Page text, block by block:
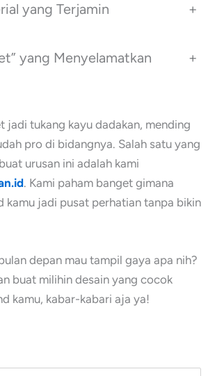
yang Terjamin +
yang Menyelamatkan +
jadi tukang kayu dadakan, mending
pro di bidangnya. Salah satu yang
urusan ini adalah kami
. Kami paham banget gimana
kamu jadi pusat perhatian tanpa bikin
depan mau tampil gaya apa nih?
buat milihin desain yang cocok
kamu, kabar-kabari aja ya!